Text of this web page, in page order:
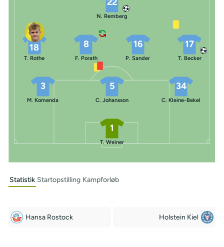
1
T. Weiner
3
M. Komenda
5
C. Johansson
34
C. Kleine-Bekel
18
T. Rothe
8
F. Porath
16
P. Sander
17
T. Becker
N. Remberg
Statistik Startopstilling Kampforløb
Hansa Rostock Holstein Kiel